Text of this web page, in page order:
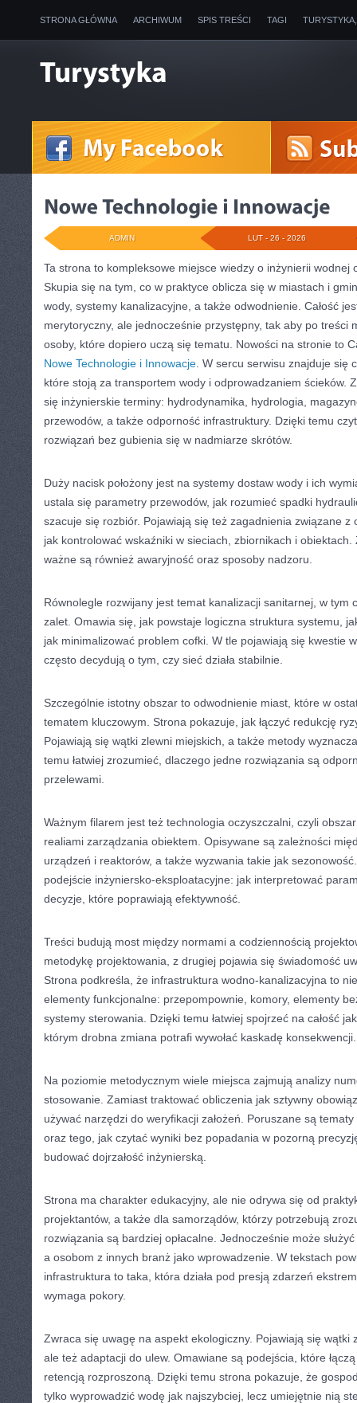
STRONA GŁÓWNA ARCHIWUM SPIS TREŚCI TAGI
LUT - 26 - 2026
ADMIN
Ta strona to kompleksowe miejsce wiedzy o inżynierii wodnej
Skupia się na tym, co w praktyce oblicza się w miastach i
wody, systemy kanalizacyjne, a także odwodnienie. Całość
merytoryczny, ale jednocześnie przystępny, tak aby po treści
osoby, które dopiero uczą się tematu. Nowości na stronie to
Nowe Technologie i Innowacje . W sercu serwisu znajduje się
które stoją za transportem wody i odprowadzaniem ścieków.
się inżynierskie terminy: hydrodynamika, hydrologia,
przewodów, a także odporność infrastruktury. Dzięki temu
rozwiązań bez gubienia się w nadmiarze skrótów.
Duży nacisk położony jest na systemy dostaw wody i ich
ustala się parametry przewodów, jak rozumieć spadki
szacuje się rozbiór. Pojawiają się też zagadnienia związane z
jak kontrolować wskaźniki w sieciach, zbiornikach i
ważne są również awaryjność oraz sposoby nadzoru.
Równolegle rozwijany jest temat kanalizacji sanitarnej, w tym
zalet. Omawia się, jak powstaje logiczna struktura systemu,
jak minimalizować problem cofki. W tle pojawiają się kwestie
często decydują o tym, czy sieć działa stabilnie.
Szczególnie istotny obszar to odwodnienie miast, które w
tematem kluczowym. Strona pokazuje, jak łączyć redukcję
Pojawiają się wątki zlewni miejskich, a także metody
temu łatwiej zrozumieć, dlaczego jedne rozwiązania są
przelewami.
Ważnym filarem jest też technologia oczyszczalni, czyli
realiami zarządzania obiektem. Opisywane są zależności
urządzeń i reaktorów, a także wyzwania takie jak
podejście inżyniersko-eksploatacyjne: jak interpretować
decyzje, które poprawiają efektywność.
Treści budują most między normami a codziennością
metodykę projektowania, z drugiej pojawia się świadomość
Strona podkreśla, że infrastruktura wodno-kanalizacyjna to
elementy funkcjonalne: przepompownie, komory, elementy
systemy sterowania. Dzięki temu łatwiej spojrzeć na całość
którym drobna zmiana potrafi wywołać kaskadę konsekwencji.
Na poziomie metodycznym wiele miejsca zajmują analizy
stosowanie. Zamiast traktować obliczenia jak sztywny
używać narzędzi do weryfikacji założeń. Poruszane są
oraz tego, jak czytać wyniki bez popadania w pozorną
budować dojrzałość inżynierską.
Strona ma charakter edukacyjny, ale nie odrywa się od
projektantów, a także dla samorządów, którzy potrzebują
rozwiązania są bardziej opłacalne. Jednocześnie może
a osobom z innych branż jako wprowadzenie. W tekstach
infrastruktura to taka, która działa pod presją zdarzeń
wymaga pokory.
Zwraca się uwagę na aspekt ekologiczny. Pojawiają się wątki
ale też adaptacji do ulew. Omawiane są podejścia, które
retencją rozproszoną. Dzięki temu strona pokazuje, że
tylko wyprowadzić wodę jak najszybciej, lecz umiejętnie nią